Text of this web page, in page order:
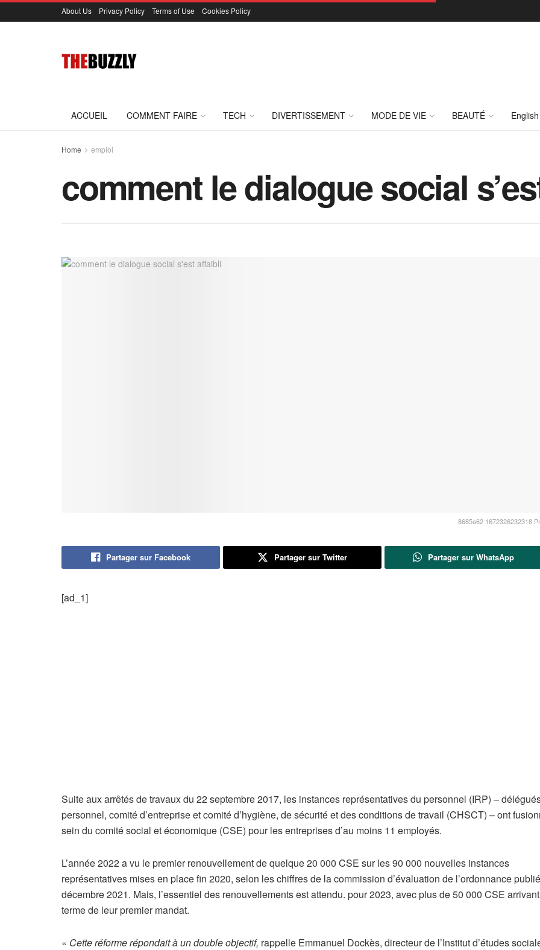
About Us Privacy Policy Terms of Use Cookies Policy
ACCUEIL COMMENT FAIRE TECH DIVERTISSEMENT MODE DE VIE BEAUTÉ
Home emploi
comment le dialogue social
8685a62 1672326232318
Partager sur Facebook Partager sur Twitter Partager sur WhatsApp
[ad_1]
Suite aux arrêtés de travaux du 22 septembre 2017, les instances représentatives du personnel (IRP) –
personnel, comité d’entreprise et comité d’hygiène, de sécurité et des conditions de travail (CHSCT) – ont
sein du comité social et économique (CSE) pour les entreprises d’au moins 11 employés.
L’année 2022 a vu le premier renouvellement de quelque 20 000 CSE sur les 90 000 nouvelles instances
représentatives mises en place fin 2020, selon les chiffres de la commission d’évaluation de l’ordonnance
décembre 2021. Mais, l’essentiel des renouvellements est attendu. pour 2023, avec plus de 50 000 CSE
terme de leur premier mandat.
« Cette réforme répondait à un double objectif, rappelle Emmanuel Dockès, directeur de l’Institut d’études